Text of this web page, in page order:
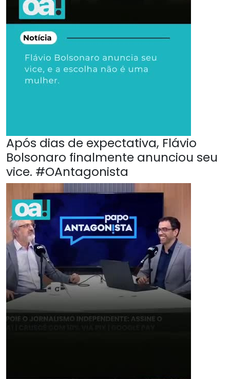
Após dias de expectativa, Flávio
Bolsonaro finalmente anunciou seu
vice. #OAntagonista